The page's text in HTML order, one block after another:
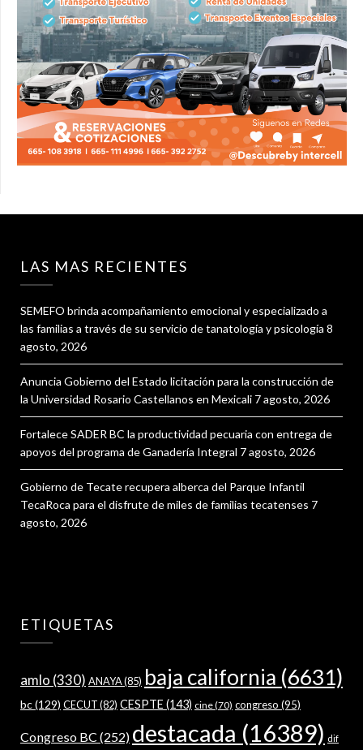
LAS MAS RECIENTES
SEMEFO brinda acompañamiento emocional y especializado a
las familias a través de su servicio de tanatología y psicología 8
agosto, 2026
Anuncia Gobierno del Estado licitación para la construcción de
la Universidad Rosario Castellanos en Mexicali 7 agosto, 2026
Fortalece SADER BC la productividad pecuaria con entrega de
apoyos del programa de Ganadería Integral 7 agosto, 2026
Gobierno de Tecate recupera alberca del Parque Infantil
TecaRoca para el disfrute de miles de familias tecatenses 7
agosto, 2026
ETIQUETAS
amlo (330) ANAYA(85) baja california (6631)
bc(129) CECUT(82) CESPTE (143) cine(70) congreso (95)
Congreso BC (252) destacada (16389) dif